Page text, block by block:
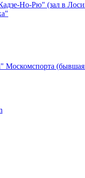
Но-Рю" (зал в
Москомспорта